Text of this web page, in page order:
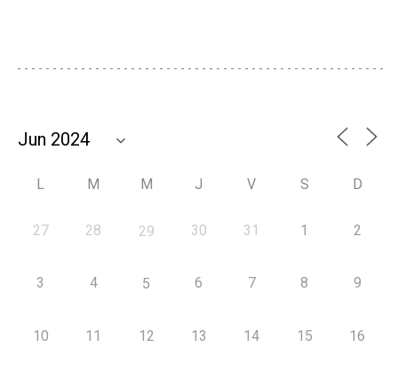
L M M J V S D
27 28 29 30 31 1 2
3 4 5 6 7 8 9
10 11 12 13 14 15 16